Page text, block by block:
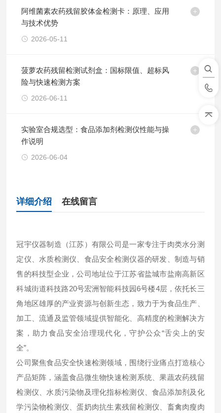
阿维菌素农药残留胶体金检测卡：原理、应用
与技术优势
2026-05-11
菠萝农药残留检测试剂盒：国标限值、超标风
险与快速检测方案
2026-06-11
实验室合规选型：食品添加剂检测仪性能与操
作说明
2026-06-04
详细介绍 在线留言
冠宇仪器制造（江苏）有限公司是一家专注于肉类水分测
定仪、水质检测仪、食品安全检测仪器的研发、制造与销
售的科技型企业，公司地址位于江苏省盐城市盐南高新区
科城街道科技路20号宏洲智能科技园6号楼4层，依托长三
角地区雄厚的产业资源与创新生态，致力于为食品生产、
加工、流通及监管领域提供智能化、高精度的检测解决方
案，助力食品安全治理现代化，守护公众“舌尖上的安
全”。
公司聚焦食品安全快速检测领域，围绕行业痛点打造核心
产品矩阵，涵盖食品微生物快速检测系统、果蔬农药残留
检测仪、水质污染物及理化指标检测仪、食品添加剂及化
学污染物检测仪、蛋奶肉抗生素残留检测仪、畜禽肉瘦肉